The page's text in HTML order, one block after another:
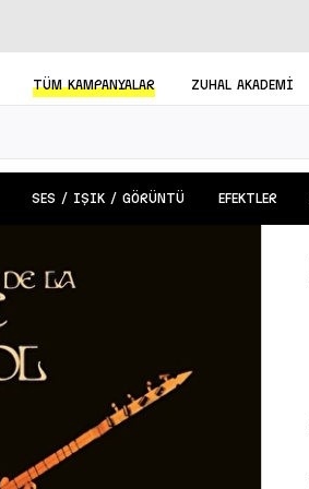
TÜMKAMPANYALAR ZUHAL AKADEMİ
SES / IŞIK / GÖRÜNTÜ EFEKTLER